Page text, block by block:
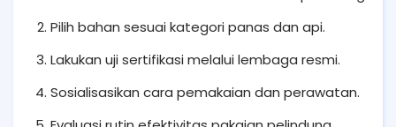
Pilih bahan sesuai kategori panas dan api.
Lakukan uji sertifikasi melalui lembaga resmi.
Sosialisasikan cara pemakaian dan perawatan.